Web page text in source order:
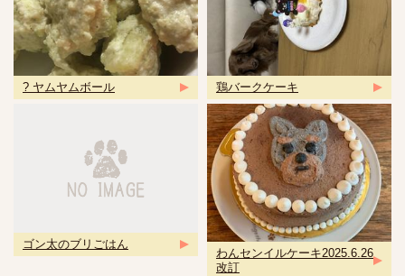
? ヤムヤムボール 鶏バークケーキ
ゴン太のブリごはん
わんセンイルケーキ2025.6.26
改訂